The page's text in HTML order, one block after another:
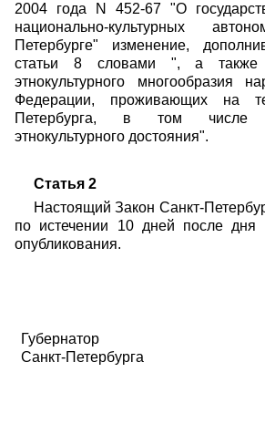
2004 года N 452-67 "О
национально-культурных
Петербурге" изменение,
статьи 8 словами ", а также
этнокультурного многообразия
Федерации, проживающих на
Петербурга, в том числе
этнокультурного достояния".
Статья 2
Настоящий Закон Санкт-
по истечении 10 дней после дня
опубликования.
Губернатор
Санкт-Петербурга